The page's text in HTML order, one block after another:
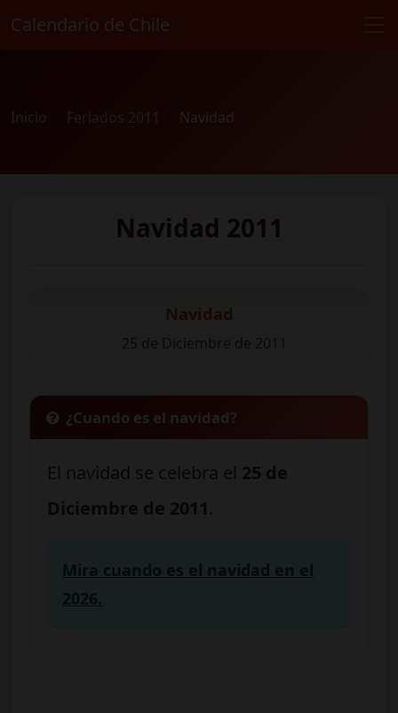
Calendario de Chile
Inicio Feriados 2011 Navidad
Navidad 2011
Navidad
25 de Diciembre de 2011
¿Cuando es el navidad?
El navidad se celebra el 25 de
Diciembre de 2011.
Mira cuando es el navidad en el
2026.